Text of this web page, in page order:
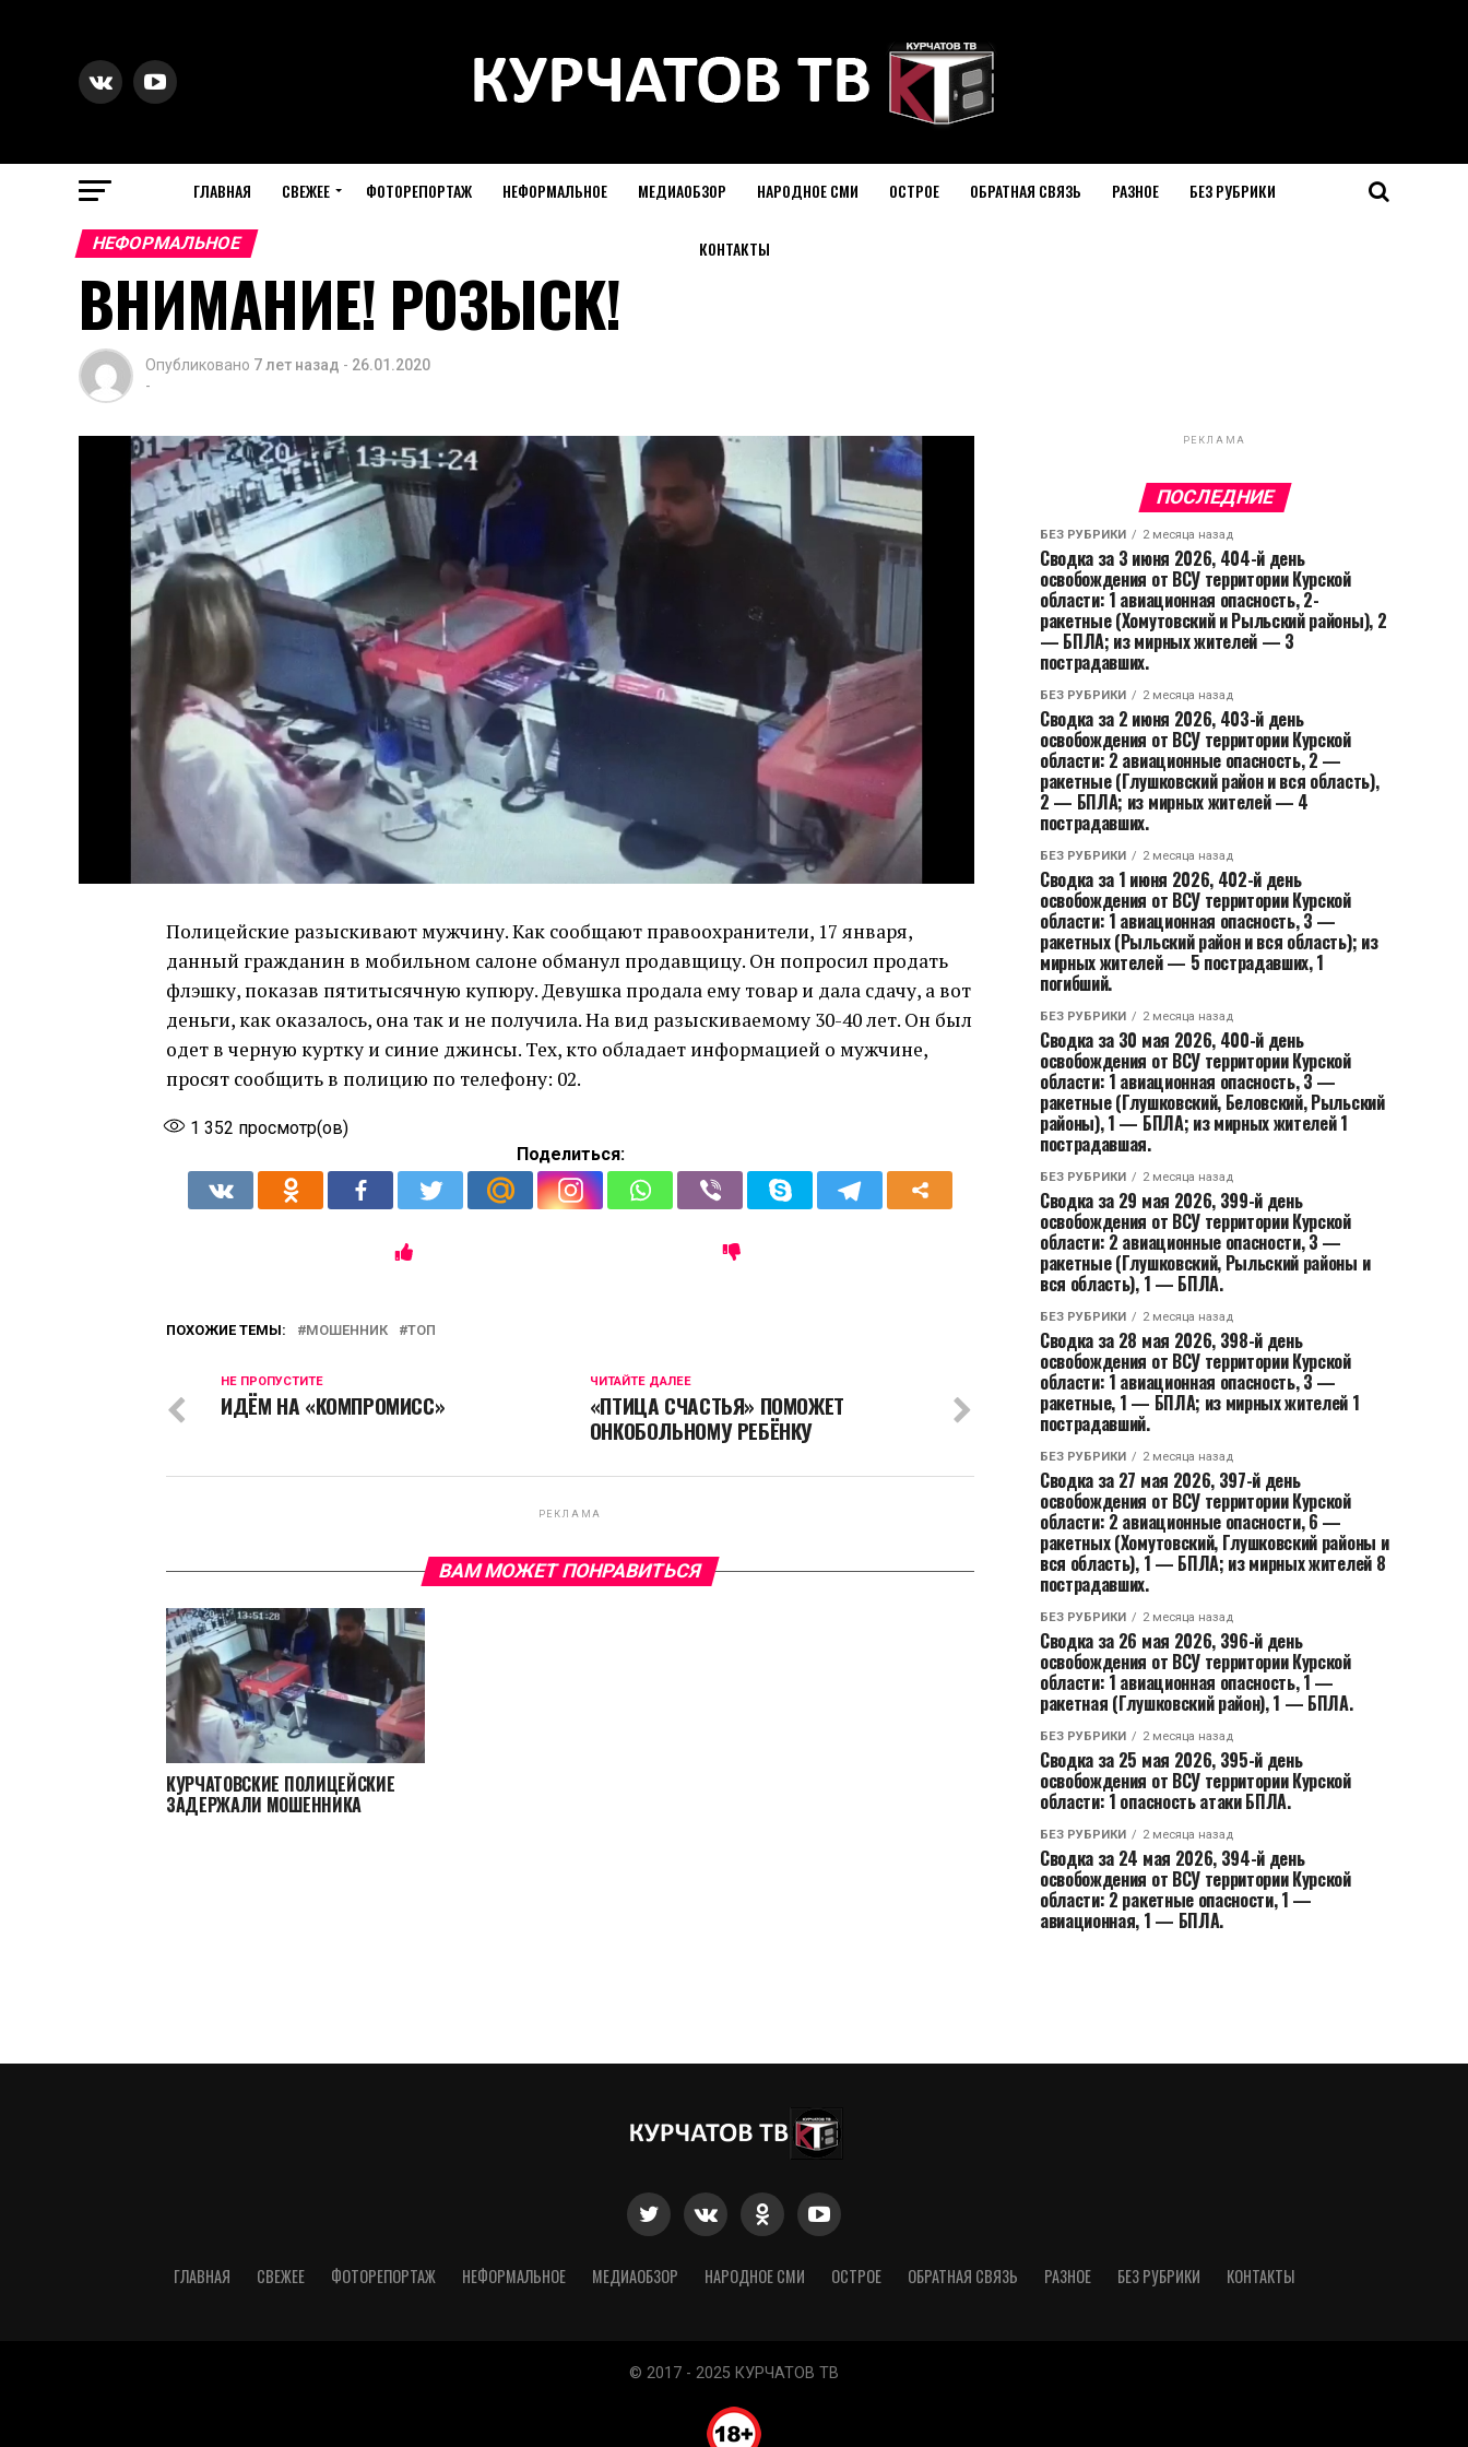
ГЛАВНАЯ СВЕЖЕЕ ФОТОРЕПОРТАЖ НЕФОРМАЛЬНОЕ МЕДИАОБЗОР НАРОДНОЕ СМИ ОСТРОЕ ОБРАТНАЯ СВЯЗЬ РАЗНОЕ БЕЗ РУБРИКИ
КОНТАКТЫ
НЕФОРМАЛЬНОЕ
ВНИМАНИЕ! РОЗЫСК!
Опубликовано 7 лет назад - 26.01.2020
-
Полицейские разыскивают мужчину. Как сообщают правоохранители, 17 января,
данный гражданин в мобильном салоне обманул продавщицу. Он попросил продать
флэшку, показав пятитысячную купюру. Девушка продала ему товар и дала сдачу, а вот
деньги, как оказалось, она так и не получила. На вид разыскиваемому 30-40 лет. Он был
одет в черную куртку и синие джинсы. Тех, кто обладает информацией о мужчине,
просят сообщить в полицию по телефону: 02.
1 352 просмотр(ов)
Поделиться:
ПОХОЖИЕ ТЕМЫ: МОШЕННИК ТОП
ЧИТАЙТЕ ДАЛЕЕ
«ПТИЦА СЧАСТЬЯ» ПОМОЖЕТ
ОНКОБОЛЬНОМУ РЕБЁНКУ
НЕ ПРОПУСТИТЕ
ИДЁМ НА «КОМПРОМИСС»
РЕКЛАМА
ВАМ МОЖЕТ ПОНРАВИТЬСЯ
КУРЧАТОВСКИЕ ПОЛИЦЕЙСКИЕ
ЗАДЕРЖАЛИ МОШЕННИКА
РЕКЛАМА
ПОСЛЕДНИЕ
БЕЗ РУБРИКИ 2 месяца назад
Сводка за 3 июня 2026, 404-й день
освобождения от ВСУ территории Курской
области: 1 авиационная опасность, 2-
ракетные (Хомутовский и Рыльский районы), 2
— БПЛА; из мирных жителей — 3
пострадавших.
БЕЗ РУБРИКИ 2 месяца назад
Сводка за 2 июня 2026, 403-й день
освобождения от ВСУ территории Курской
области: 2 авиационные опасность, 2 —
ракетные (Глушковский район и вся область),
2 — БПЛА; из мирных жителей — 4
пострадавших.
БЕЗ РУБРИКИ 2 месяца назад
Сводка за 1 июня 2026, 402-й день
освобождения от ВСУ территории Курской
области: 1 авиационная опасность, 3 —
ракетных (Рыльский район и вся область); из
мирных жителей — 5 пострадавших, 1
погибший.
БЕЗ РУБРИКИ 2 месяца назад
Сводка за 30 мая 2026, 400-й день
освобождения от ВСУ территории Курской
области: 1 авиационная опасность, 3 —
ракетные (Глушковский, Беловский, Рыльский
районы), 1 — БПЛА; из мирных жителей 1
пострадавшая.
БЕЗ РУБРИКИ 2 месяца назад
Сводка за 29 мая 2026, 399-й день
освобождения от ВСУ территории Курской
области: 2 авиационные опасности, 3 —
ракетные (Глушковский, Рыльский районы и
вся область), 1 — БПЛА.
БЕЗ РУБРИКИ 2 месяца назад
Сводка за 28 мая 2026, 398-й день
освобождения от ВСУ территории Курской
области: 1 авиационная опасность, 3 —
ракетные, 1 — БПЛА; из мирных жителей 1
пострадавший.
БЕЗ РУБРИКИ 2 месяца назад
Сводка за 27 мая 2026, 397-й день
освобождения от ВСУ территории Курской
области: 2 авиационные опасности, 6 —
ракетных (Хомутовский, Глушковский районы и
вся область), 1 — БПЛА; из мирных жителей 8
пострадавших.
БЕЗ РУБРИКИ 2 месяца назад
Сводка за 26 мая 2026, 396-й день
освобождения от ВСУ территории Курской
области: 1 авиационная опасность, 1 —
ракетная (Глушковский район), 1 — БПЛА.
БЕЗ РУБРИКИ 2 месяца назад
Сводка за 25 мая 2026, 395-й день
освобождения от ВСУ территории Курской
области: 1 опасность атаки БПЛА.
БЕЗ РУБРИКИ 2 месяца назад
Сводка за 24 мая 2026, 394-й день
освобождения от ВСУ территории Курской
области: 2 ракетные опасности, 1 —
авиационная, 1 — БПЛА.
ГЛАВНАЯ СВЕЖЕЕ ФОТОРЕПОРТАЖ НЕФОРМАЛЬНОЕ МЕДИАОБЗОР НАРОДНОЕ СМИ ОСТРОЕ ОБРАТНАЯ СВЯЗЬ РАЗНОЕ БЕЗ РУБРИКИ КОНТАКТЫ
© 2017 - 2025 КУРЧАТОВ ТВ